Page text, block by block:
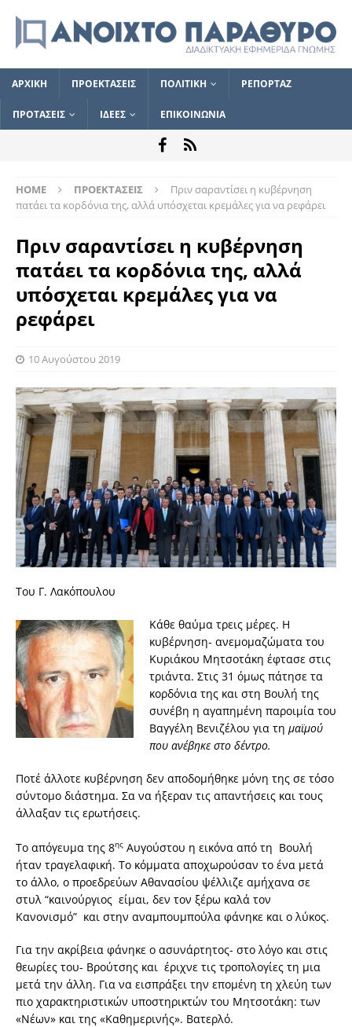
ΑΡΧΙΚΗ ΠΡΟΕΚΤΑΣΕΙΣ ΠΟΛΙΤΙΚΗ ΡΕΠΟΡΤΑΖ
ΠΡΟΤΑΣΕΙΣ ΙΔΕΕΣ ΕΠΙΚΟΙΝΩΝΙΑ
HOME ΠΡΟΕΚΤΑΣΕΙΣ
Πριν σαραντίσει η κυβέρνηση
πατάει τα κορδόνια της, αλλά υπόσχεται κρεμάλες για να ρεφάρει
Πριν σαραντίσει η κυβέρνηση
πατάει τα κορδόνια της, αλλά
υπόσχεται κρεμάλες για να
ρεφάρει
10 Αυγούστου 2019
Toυ Γ. Λακόπουλου
Κάθε θαύμα τρεις μέρες. Η
κυβέρνηση- ανεμομαζώματα του
Κυριάκου Μητσοτάκη έφτασε στις
τριάντα. Στις 31 όμως πάτησε τα
κορδόνια της και στη Βουλή της
συνέβη η αγαπημένη παροιμία του
Βαγγέλη Βενιζέλου για τη μαϊμού
που ανέβηκε στο δέντρο.
Ποτέ άλλοτε κυβέρνηση δεν αποδομήθηκε μόνη της σε τόσο
σύντομο διάστημα. Σα να ήξεραν τις απαντήσεις και τους
άλλαξαν τις ερωτήσεις.
Το απόγευμα της 8ης Αυγούστου η εικόνα από τη Βουλή
ήταν τραγελαφική. Το κόμματα αποχωρούσαν το ένα μετά
το άλλο, ο προεδρεύων Αθανασίου ψέλλιζε αμήχανα σε
στυλ “καινούργιος είμαι, δεν τον ξέρω καλά τον
Κανονισμό” και στην αναμπουμπούλα φάνηκε και ο λύκος.
Για την ακρίβεια φάνηκε ο ασυνάρτητος- στο λόγο και στις
θεωρίες του- Βρούτσης και έριχνε τις τροπολογίες τη μια
μετά την άλλη. Για να εισπράξει την επομένη τη χλεύη των
πιο χαρακτηριστικών υποστηρικτών του Μητσοτάκη: των
«Νέων» και της «Καθημερινής». Βατερλό.